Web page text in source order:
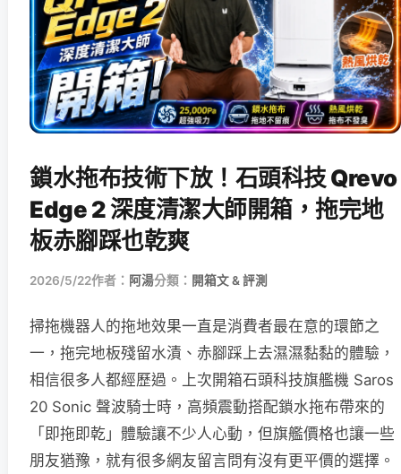
鎖水拖布技術下放！石頭科技 Qrevo
Edge 2 深度清潔大師開箱，拖完地
板赤腳踩也乾爽
2026/5/22作者： 阿湯分類： 開箱文 & 評測
掃拖機器人的拖地效果一直是消費者最在意的環節之
一，拖完地板殘留水漬、赤腳踩上去濕濕黏黏的體驗，
相信很多人都經歷過。上次開箱石頭科技旗艦機 Saros
20 Sonic 聲波騎士時，高頻震動搭配鎖水拖布帶來的
「即拖即乾」體驗讓不少人心動，但旗艦價格也讓一些
朋友猶豫，就有很多網友留言問有沒有更平價的選擇。